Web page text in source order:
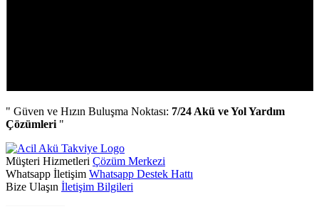
" Güven ve Hızın Buluşma Noktası: 7/24 Akü ve Yol Yardım
Çözümleri "
Müşteri Hizmetleri Çözüm Merkezi
Whatsapp İletişim Whatsapp Destek Hattı
Bize Ulaşın İletişim Bilgileri